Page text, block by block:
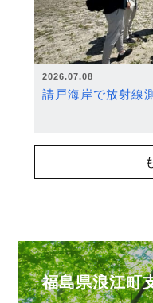
2026.07.08
請戸海岸で放射線
福島県浪江町